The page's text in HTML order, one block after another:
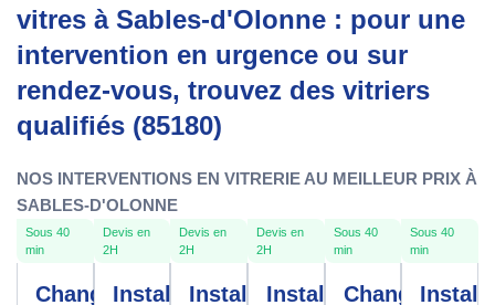
vitres à Sables-d'Olonne : pour une
intervention en urgence ou sur
rendez-vous, trouvez des vitriers
qualifiés (85180)
NOS INTERVENTIONS EN VITRERIE AU MEILLEUR PRIX À
SABLES-D'OLONNE
Sous 40
min
Changement
Devis en
2H
Installation
Devis en
2H
Installation
Devis en
2H
Installation
Sous 40
min
Changement
Sous 40
min